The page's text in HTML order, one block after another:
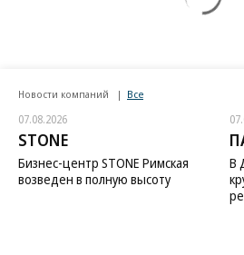
Новости компаний Все
07.08.2026
STONE
Бизнес-центр STONE Римская
возведен в полную высоту
В